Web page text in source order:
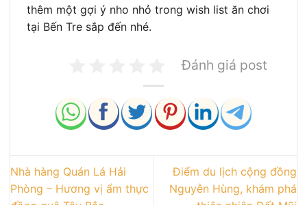
thêm một gợi ý nho nhỏ trong wish list ăn chơi
tại Bến Tre sắp đến nhé.
Đánh giá post
Nhà hàng Quán Lá Hải
Phòng – Hương vị ẩm thực
Điểm du lịch cộng đồng
Nguyễn Hùng, khám phá